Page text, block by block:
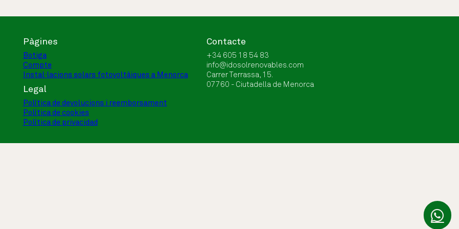
Pàgines
Botiga
Compte
Instal·lacions solars fotovoltàiques a Menorca
Legal
Política de devolucions i reemborsament
Política de cookies
Política de privacidad
Contacte
+34 605 18 54 83
info@idosolrenovables.com
Carrer Terrassa, 15.
07760 - Ciutadella de Menorca